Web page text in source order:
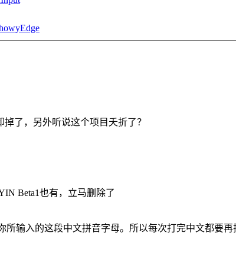
了，另外听说这个项目夭折了？
Beta1也有，立马删除了
所输入的这段中文拼音字母。所以每次打完中文都要